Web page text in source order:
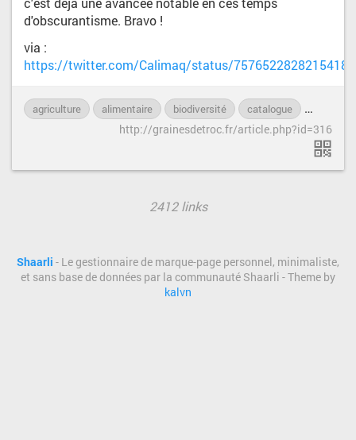
d'obscurantisme. Bravo !
via :
https://twitter.com/Calimaq/status/
agriculture alimentaire biodiversité catalogue
http://grainesdetroc.fr/article.php?id=316
2412 links
Shaarli - Le gestionnaire de marque-page personnel, minimaliste,
et sans base de données par la communauté Shaarli - Theme by
kalvn